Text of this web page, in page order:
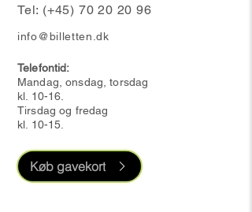
Tel: (+45) 70 20 20 96
info@billetten.dk
Telefontid:
Mandag, onsdag, torsdag
kl. 10-16.
Tirsdag og fredag
kl. 10-15.
Køb gavekort